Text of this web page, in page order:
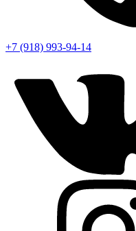
+7 (918) 993-94-14